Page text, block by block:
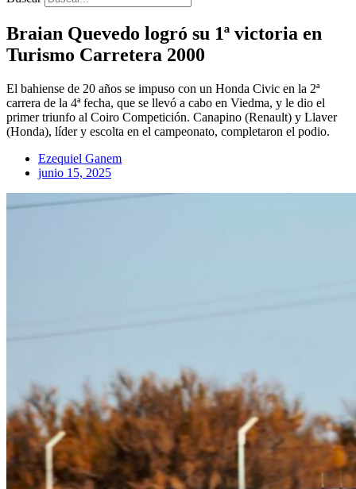
Braian Quevedo logró su 1ª victoria en
Turismo Carretera 2000
El bahiense de 20 años se impuso con un Honda Civic en la 2ª
carrera de la 4ª fecha, que se llevó a cabo en Viedma, y le dio el
primer triunfo al Coiro Competición. Canapino (Renault) y Llaver
(Honda), líder y escolta en el campeonato, completaron el podio.
Ezequiel Ganem
junio 15, 2025